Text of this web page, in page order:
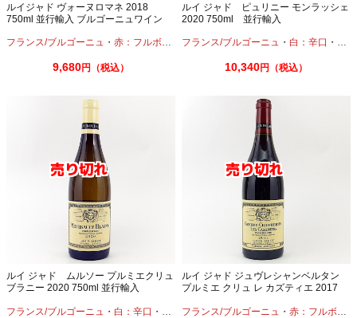
ルイジャド ヴォーヌロマネ 2018
750ml 並行輸入 ブルゴーニュワイン
フランス/ブルゴーニュ ・ 赤：フルボディ ・ピノノワール
9,680円（税込）
ルイ ジャド ピュリニー モンラッシェ
2020 750ml 並行輸入
フランス/ブルゴーニュ ・ 白：辛口 ・ シ
10,340円（税込）
ルイ ジャド ムルソー プルミエクリュ
ブラニー 2020 750ml 並行輸入
フランス/ブルゴーニュ ・ 白：辛口 ・ シャルドネ
ルイ ジャド ジュヴレシャンベルタン
プルミエ クリュ レ カズティエ 2017
フランス/ブルゴーニュ ・赤：フルボディ